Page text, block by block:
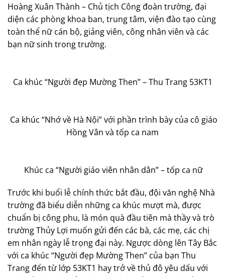
Hoàng Xuân Thành – Chủ tịch Công đoàn trường, đại
diện các phòng khoa ban, trung tâm, viện đào tạo cùng
toàn thể nữ cán bộ, giảng viên, công nhân viên và các
bạn nữ sinh trong trường.
Ca khúc “Người đẹp Mường Then” – Thu Trang 53KT1
Ca khúc “Nhớ về Hà Nội” với phần trình bày của cô giáo
Hồng Vân và tốp ca nam
Khúc ca “Người giáo viên nhân dân” – tốp ca nữ
Trước khi buổi lễ chính thức bắt đầu, đội văn nghệ Nhà
trường đã biểu diễn những ca khúc mượt mà, được
chuẩn bị công phu, là món quà đầu tiên mà thầy và trò
trường Thủy Lợi muốn gửi đến các bà, các mẹ, các chị
em nhân ngày lễ trọng đại này. Ngược dòng lên Tây Bắc
với ca khúc “Người đẹp Mường Then” của bạn Thu
Trang đến từ lớp 53KT1 hay trở về thủ đô yêu dấu với